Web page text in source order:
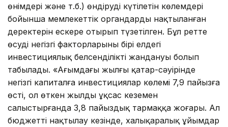
өнімдері және т.б.) өндірудің күтілетін көлемдері
бойынша мемлекеттік органдардың нақтыланған
деректерін ескере отырып түзетілген. Бұл ретте
өсудің негізгі факторларының бірі елдегі
инвестициялық белсенділіктің жандануы болып
табылады. «Ағымдағы жылғы қаңтар-сәуірінде
негізгі капиталға инвестициялар көлемі 7,9 пайызға
өсті, ол өткен жылдың ұқсас кезеңмен
салыстырғанда 3,8 пайыздық тармаққа жоғары. Ал
бюджетті нақтылау кезінде, халықаралық ұйымдар